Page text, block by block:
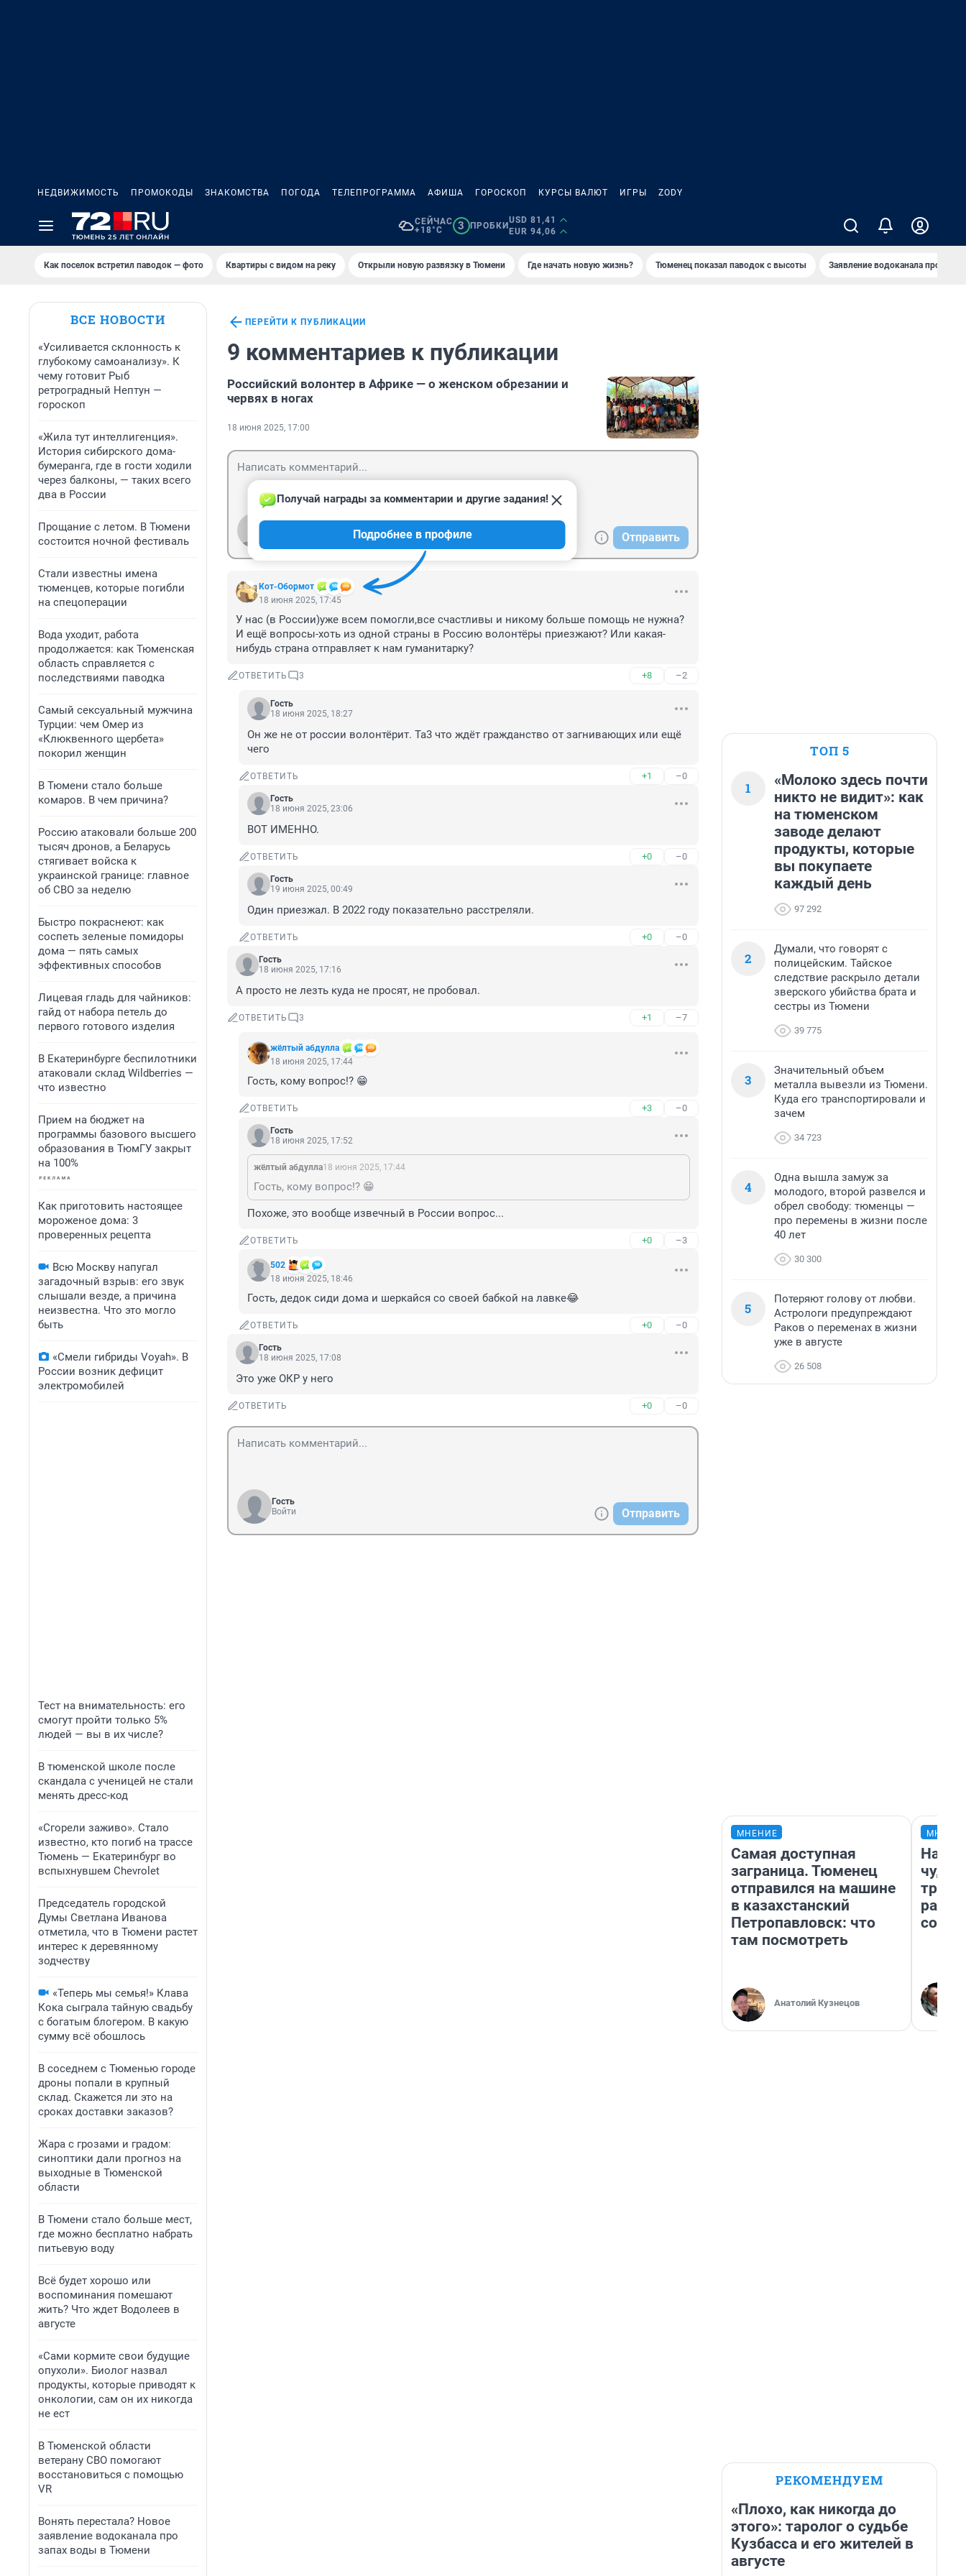
НЕДВИЖИМОСТЬ ПРОМОКОДЫ ЗНАКОМСТВА ПОГОДА ТЕЛЕПРОГРАММА АФИША ГОРОСКОП КУРСЫ ВАЛЮТ ИГРЫ ZODY
СЕЙЧАС
+18°C
3 ПРОБКИ
USD 81,41
EUR 94,06
Как поселок встретил паводок — фото Квартиры с видом на реку Открыли новую развязку в Тюмени Где начать новую жизнь? Тюменец показал паводок с высоты Заявление водоканала про
ВСЕ НОВОСТИ
«Усиливается склонность к
глубокому самоанализу». К
чему готовит Рыб
ретроградный Нептун —
гороскоп
«Жила тут интеллигенция».
История сибирского дома-
бумеранга, где в гости ходили
через балконы, — таких всего
два в России
Прощание с летом. В Тюмени
состоится ночной фестиваль
Стали известны имена
тюменцев, которые погибли
на спецоперации
Вода уходит, работа
продолжается: как Тюменская
область справляется с
последствиями паводка
Самый сексуальный мужчина
Турции: чем Омер из
«Клюквенного щербета»
покорил женщин
В Тюмени стало больше
комаров. В чем причина?
Россию атаковали больше 200
тысяч дронов, а Беларусь
стягивает войска к
украинской границе: главное
об СВО за неделю
Быстро покраснеют: как
соспеть зеленые помидоры
дома — пять самых
эффективных способов
Лицевая гладь для чайников:
гайд от набора петель до
первого готового изделия
В Екатеринбурге беспилотники
атаковали склад Wildberries —
что известно
Прием на бюджет на
программы базового высшего
образования в ТюмГУ закрыт
на 100%
Как приготовить настоящее
мороженое дома: 3
проверенных рецепта
Всю Москву напугал
загадочный взрыв: его звук
слышали везде, а причина
неизвестна. Что это могло
быть
«Смели гибриды Voyah». В
России возник дефицит
электромобилей
Тест на внимательность: его
смогут пройти только 5%
людей — вы в их числе?
В тюменской школе после
скандала с ученицей не стали
менять дресс-код
«Сгорели заживо». Стало
известно, кто погиб на трассе
Тюмень — Екатеринбург во
вспыхнувшем Chevrolet
Председатель городской
Думы Светлана Иванова
отметила, что в Тюмени растет
интерес к деревянному
зодчеству
«Теперь мы семья!» Клава
Кока сыграла тайную свадьбу
с богатым блогером. В какую
сумму всё обошлось
В соседнем с Тюменью городе
дроны попали в крупный
склад. Скажется ли это на
сроках доставки заказов?
Жара с грозами и градом:
синоптики дали прогноз на
выходные в Тюменской
области
В Тюмени стало больше мест,
где можно бесплатно набрать
питьевую воду
Всё будет хорошо или
воспоминания помешают
жить? Что ждет Водолеев в
августе
«Сами кормите свои будущие
опухоли». Биолог назвал
продукты, которые приводят к
онкологии, сам он их никогда
не ест
В Тюменской области
ветерану СВО помогают
восстановиться с помощью
VR
Вонять перестала? Новое
заявление водоканала про
запах воды в Тюмени
ПЕРЕЙТИ К ПУБЛИКАЦИИ
9 комментариев к публикации
Российский волонтер в Африке — о женском обрезании и
червях в ногах
18 июня 2025, 17:00
Отправить
Кот-Обормот
Получай награды за комментарии и другие задания!
Подробнее в профиле
18 июня 2025, 17:45
У нас (в России)уже всем помогли,все счастливы и никому больше помощь не нужна?
И ещё вопросы-хоть из одной страны в Россию волонтёры приезжают? Или какая-
нибудь страна отправляет к нам гуманитарку?
ОТВЕТИТЬ 3 +8 –2
Гость
18 июня 2025, 18:27
Он же не от россии волонтёрит. Та3 что ждёт гражданство от загнивающих или ещё
чего
ОТВЕТИТЬ +1 –0
Гость
18 июня 2025, 23:06
ВОТ ИМЕННО.
ОТВЕТИТЬ +0 –0
Гость
19 июня 2025, 00:49
Один приезжал. В 2022 году показательно расстреляли.
ОТВЕТИТЬ +0 –0
Гость
18 июня 2025, 17:16
А просто не лезть куда не просят, не пробовал.
ОТВЕТИТЬ 3 +1 –7
жёлтый абдулла
18 июня 2025, 17:44
Гость, кому вопрос!? 😁
ОТВЕТИТЬ +3 –0
Гость
18 июня 2025, 17:52
жёлтый абдулла18 июня 2025, 17:44
Гость, кому вопрос!? 😁
Похоже, это вообще извечный в России вопрос...
ОТВЕТИТЬ +0 –3
502
18 июня 2025, 18:46
Гость, дедок сиди дома и шеркайся со своей бабкой на лавке😂
ОТВЕТИТЬ +0 –0
Гость
18 июня 2025, 17:08
Это уже ОКР у него
ОТВЕТИТЬ +0 –0
Гость
Войти
Отправить
ТОП 5
1
«Молоко здесь почти
никто не видит»: как
на тюменском
заводе делают
продукты, которые
вы покупаете
каждый день
97 292
2
Думали, что говорят с
полицейским. Тайское
следствие раскрыло детали
зверского убийства брата и
сестры из Тюмени
39 775
3
Значительный объем
металла вывезли из Тюмени.
Куда его транспортировали и
зачем
34 723
4
Одна вышла замуж за
молодого, второй развелся и
обрел свободу: тюменцы —
про перемены в жизни после
40 лет
30 300
5
Потеряют голову от любви.
Астрологи предупреждают
Раков о переменах в жизни
уже в августе
26 508
МНЕНИЕ
Самая доступная
заграница. Тюменец
отправился на машине
в казахстанский
Петропавловск: что
там посмотреть
Анатолий Кузнецов
РЕКОМЕНДУЕМ
«Плохо, как никогда до
этого»: таролог о судьбе
Кузбасса и его жителей в
августе